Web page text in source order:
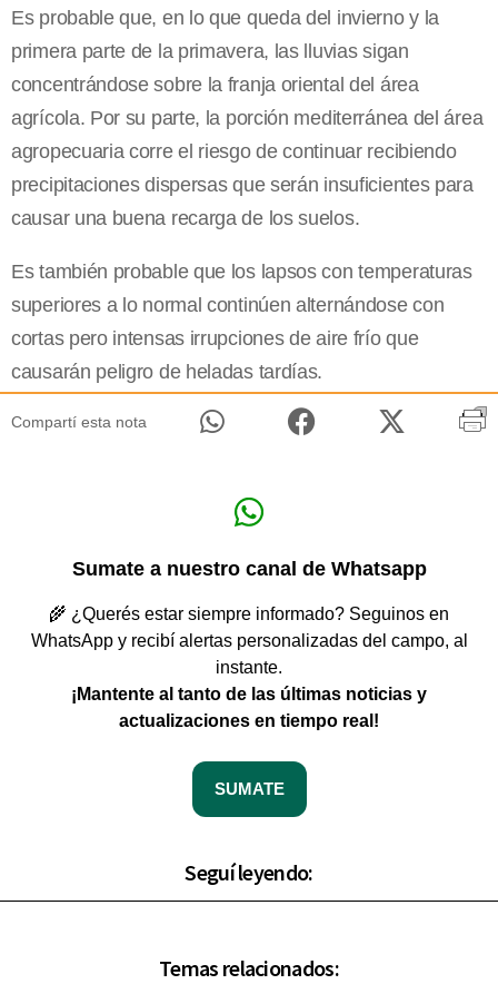
Es probable que, en lo que queda del invierno y la
primera parte de la primavera, las lluvias sigan
concentrándose sobre la franja oriental del área
agrícola. Por su parte, la porción mediterránea del área
agropecuaria corre el riesgo de continuar recibiendo
precipitaciones dispersas que serán insuficientes para
causar una buena recarga de los suelos.
Es también probable que los lapsos con temperaturas
superiores a lo normal continúen alternándose con
cortas pero intensas irrupciones de aire frío que
causarán peligro de heladas tardías.
Compartí esta nota
Sumate a nuestro canal de Whatsapp
🌾 ¿Querés estar siempre informado? Seguinos en
WhatsApp y recibí alertas personalizadas del campo, al
instante.
¡Mantente al tanto de las últimas noticias y
actualizaciones en tiempo real!
SUMATE
Seguí leyendo:
Temas relacionados: